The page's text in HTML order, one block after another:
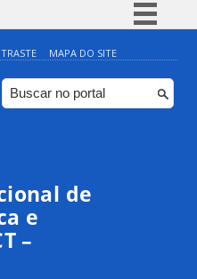
Simplifique!
Comunica BR
Participe
Canais
MAPA DO SITE
de
e
–